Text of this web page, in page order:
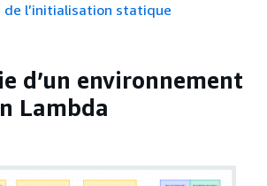
l’initialisation statique
d’un environnement
Lambda